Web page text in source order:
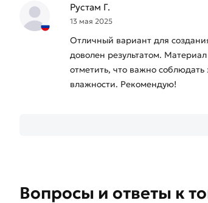
Рустам Г.
13 мая 2025
Отличный вариант для
доволен результатом.
отметить, что важно
влажности. Рекомендую!
Вопросы и ответы к